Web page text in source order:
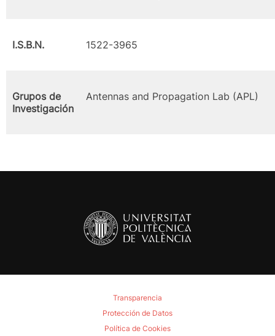
I.S.B.N. 1522-3965
Grupos de
Investigación
Antennas and Propagation Lab (APL)
Transparencia
Protección de Datos
Política de Cookies